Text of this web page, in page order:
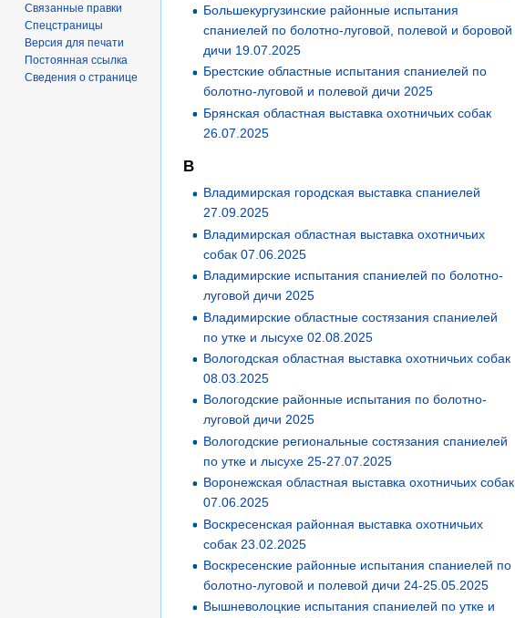
Большекургузинские районные испытания
спаниелей по болотно-луговой, полевой и боровой
дичи 19.07.2025
Брестские областные испытания спаниелей по
болотно-луговой и полевой дичи 2025
Брянская областная выставка охотничьих собак
26.07.2025
В
Владимирская городская выставка спаниелей
27.09.2025
Владимирская областная выставка охотничьих
собак 07.06.2025
Владимирские испытания спаниелей по болотно-
луговой дичи 2025
Владимирские областные состязания спаниелей
по утке и лысухе 02.08.2025
Вологодская областная выставка охотничьих собак
08.03.2025
Вологодские районные испытания по болотно-
луговой дичи 2025
Вологодские региональные состязания спаниелей
по утке и лысухе 25-27.07.2025
Воронежская областная выставка охотничьих собак
07.06.2025
Воскресенская районная выставка охотничьих
собак 23.02.2025
Воскресенские районные испытания спаниелей по
болотно-луговой и полевой дичи 24-25.05.2025
Вышневолоцкие испытания спаниелей по утке и
Связанные правки
Спецстраницы
Версия для печати
Постоянная ссылка
Сведения о странице